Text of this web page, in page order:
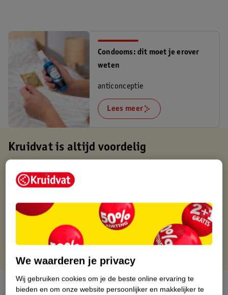
Condooms: dit moet je erover
weten
anticonceptie
Lees meer
Kruidvat is altijd voordelig
Gratis ophalen in de winkel
Op werkdagen voor 22:00 uur besteld, volgende dag in huis
Gratis retourneren binnen 30 dagen
Gratis punten met je Kruidvat kaart
Over dit product
We waarderen je privacy
Wij gebruiken cookies om je de beste online ervaring te
bieden en om onze website persoonlijker en makkelijker te